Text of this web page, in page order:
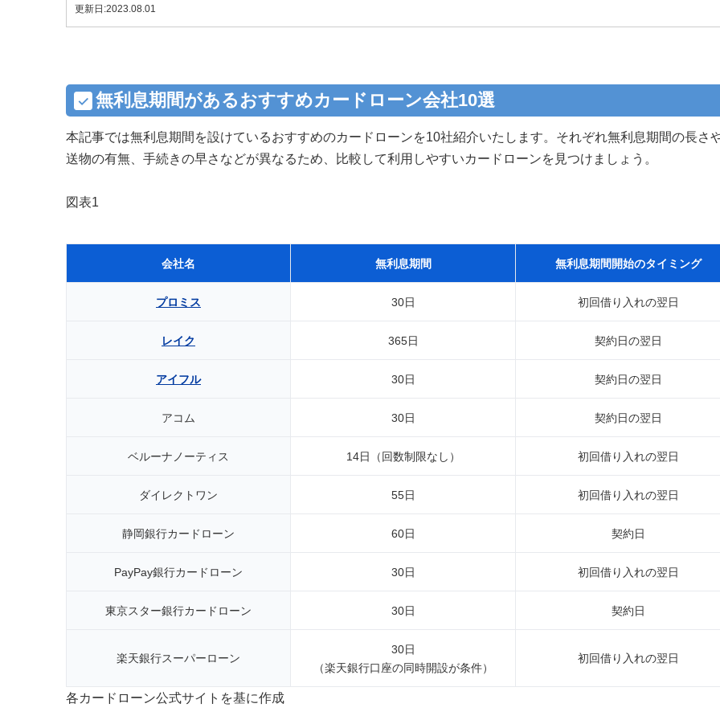
更新日:2023.08.01
無利息期間があるおすすめカードローン会社10選
本記事では無利息期間を設けているおすすめのカードローンを10社紹介いたします。それぞれ無利息期間の長さ
送物の有無、手続きの早さなどが異なるため、比較して利用しやすいカードローンを見つけましょう。
図表1
会社名 無利息期間 無利息期間開始のタイミング
プロミス 30日 初回借り入れの翌日
レイク 365日 契約日の翌日
アイフル 30日 契約日の翌日
アコム 30日 契約日の翌日
ベルーナノーティス 14日（回数制限なし） 初回借り入れの翌日
ダイレクトワン 55日 初回借り入れの翌日
静岡銀行カードローン 60日 契約日
PayPay銀行カードローン 30日 初回借り入れの翌日
東京スター銀行カードローン 30日 契約日
楽天銀行スーパーローン
30日
（楽天銀行口座の同時開設が条件）
初回借り入れの翌日
各カードローン公式サイトを基に作成